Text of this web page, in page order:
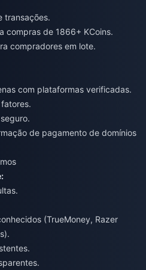
transações.
compras de 1866+ KCoins.
compradores em lote.
com plataformas verificadas.
de pagamento de domínios
(TrueMoney, Razer